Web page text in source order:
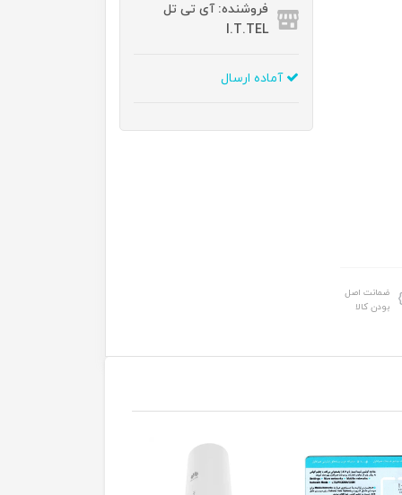
ضمانت اصل
بودن کالا
فروشنده: آی تی تل
I.T.TEL
آماده ارسال